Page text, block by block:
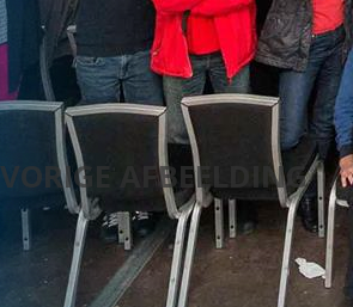
VORIGE AFBEELDING